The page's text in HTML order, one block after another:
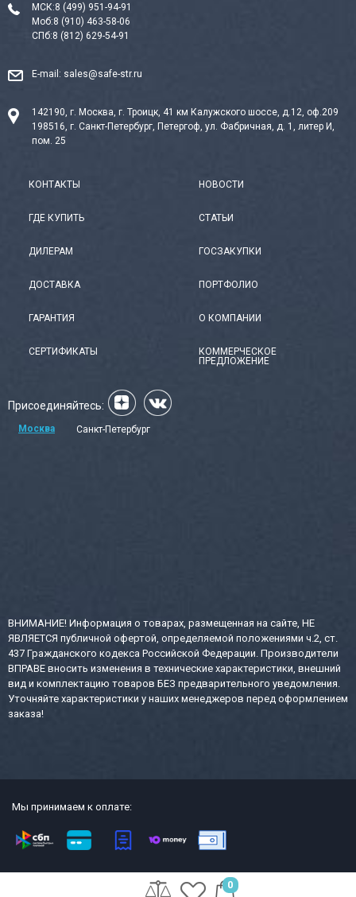
0
МСК:8 (499) 951-94-91
Моб:8 (910) 463-58-06
СПб:8 (812) 629-54-91
E-mail: sales@safe-str.ru
142190, г. Москва, г. Троицк, 41 км Калужского шоссе, д.12, оф.209
198516, г. Санкт-Петербург, Петергоф, ул. Фабричная, д. 1, литер И,
пом. 25
КОНТАКТЫ
ГДЕ КУПИТЬ
ДИЛЕРАМ
ДОСТАВКА
ГАРАНТИЯ
СЕРТИФИКАТЫ
НОВОСТИ
СТАТЬИ
ГОСЗАКУПКИ
ПОРТФОЛИО
О КОМПАНИИ
КОММЕРЧЕСКОЕ
ПРЕДЛОЖЕНИЕ
Присоединяйтесь:
Москва Санкт-Петербург
ВНИМАНИЕ! Информация о товарах, размещенная на сайте, НЕ
ЯВЛЯЕТСЯ публичной офертой, определяемой положениями ч.2, ст.
437 Гражданского кодекса Российской Федерации. Производители
ВПРАВЕ вносить изменения в технические характеристики, внешний
вид и комплектацию товаров БЕЗ предварительного уведомления.
Уточняйте характеристики у наших менеджеров перед оформлением
заказа!
Мы принимаем к оплате:
2013-2026 СТР интернет-магазин сейфов и металлической офисной
мебели